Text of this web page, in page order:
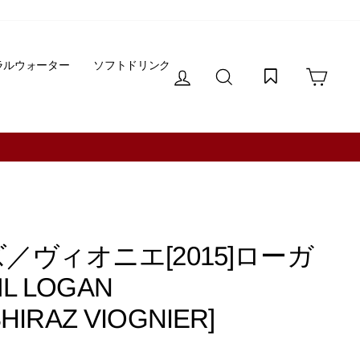
ルウォーター ソフトドリンク ログイン サイトを検索する
ヴィオニエ[2015]ローガ
LOGAN
VIOGNIER]